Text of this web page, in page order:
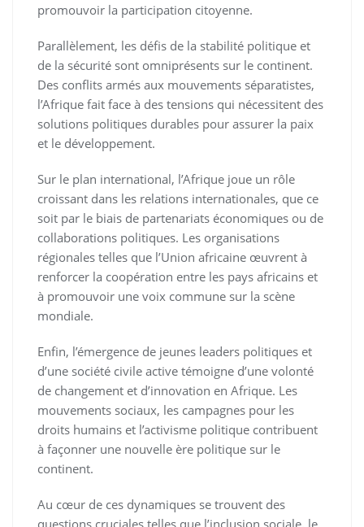
promouvoir la participation citoyenne.
Parallèlement, les défis de la stabilité politique et
de la sécurité sont omniprésents sur le continent.
Des conflits armés aux mouvements séparatistes,
l’Afrique fait face à des tensions qui nécessitent des
solutions politiques durables pour assurer la paix
et le développement.
Sur le plan international, l’Afrique joue un rôle
croissant dans les relations internationales, que ce
soit par le biais de partenariats économiques ou de
collaborations politiques. Les organisations
régionales telles que l’Union africaine œuvrent à
renforcer la coopération entre les pays africains et
à promouvoir une voix commune sur la scène
mondiale.
Enfin, l’émergence de jeunes leaders politiques et
d’une société civile active témoigne d’une volonté
de changement et d’innovation en Afrique. Les
mouvements sociaux, les campagnes pour les
droits humains et l’activisme politique contribuent
à façonner une nouvelle ère politique sur le
continent.
Au cœur de ces dynamiques se trouvent des
questions cruciales telles que l’inclusion sociale, le